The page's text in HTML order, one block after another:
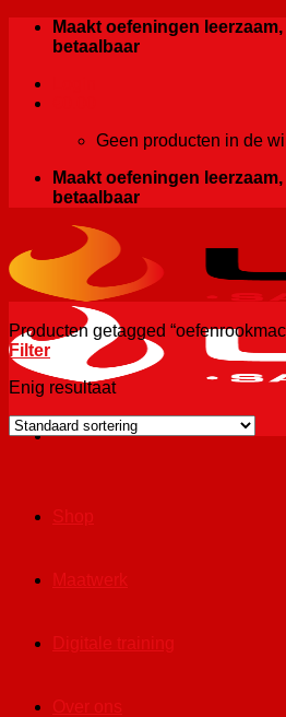
Maakt oefeningen
betaalbaar
Geen producten in de
Maakt oefeningen
betaalbaar
Shop
Maatwerk
Digitale training
Over ons
Producten getagged
Filter
Enig resultaat